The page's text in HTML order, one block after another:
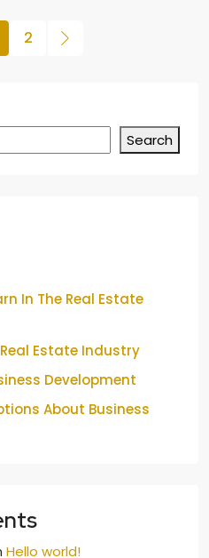
2
Search
In The Real Estate
Estate Industry
Development
About Business
Hello world!